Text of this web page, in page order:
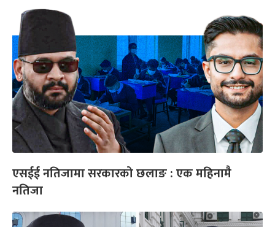
एसईई नतिजामा सरकारको छलाङ : एक महिनामै
नतिजा